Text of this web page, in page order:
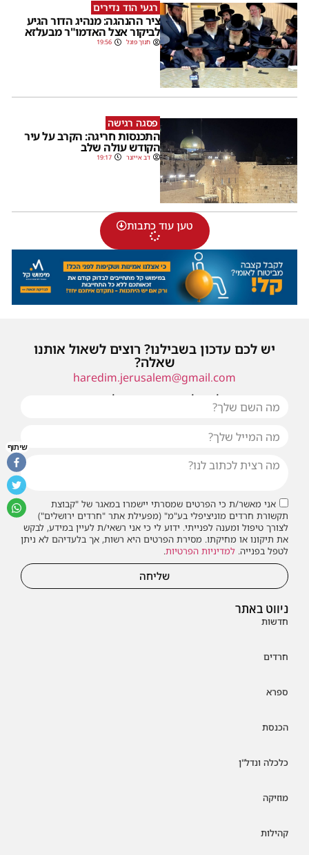
רגעי הוד נדירים
ציר ההנהגה: מנהיג הדור הגיע
לביקור אצל האדמו"ר מבעלזא
חנוך פוגל 19:56
פסגה רגישה
התכנסות חריגה: הקרב על עיר
הקודש עולה שלב
דב אייזנר 19:17
טען עוד כתבות
ניווט באתר
חדשות
חרדים
ספרא
הכנסת
כלכלה ונדל"ן
מוזיקה
קהילות
יש לכם עדכון בשבילנו? רוצים לשאול אותנו
שאלה?
haredim.jerusalem@gmail.com
או שילחו אלינו פנייה ונחזור אליכם בהקדם
אני מאשר/ת כי הפרטים שמסרתי יישמרו במאגר של "קבוצת
תקשורת חרדים מוניציפלי בע"מ" (מפעילת אתר "חרדים ירושלים")
לצורך טיפול ומענה לפנייתי. ידוע לי כי אני רשאי/ת לעיין במידע, לבקש
את תיקונו או מחיקתו. מסירת הפרטים היא רשות, אך בלעדיהם לא ניתן
לטפל בפנייה. למדיניות הפרטיות.
שליחה
שיתוף